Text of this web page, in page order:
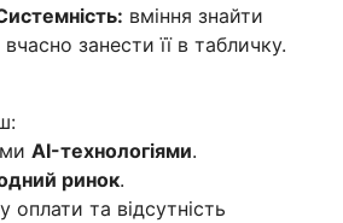
вміння знайти
занести її в табличку.
AI-технологіями.
ринок.
та відсутність